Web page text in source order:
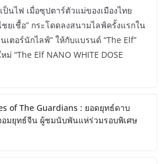
ป็นไฟ เมื่อซุปตาร์ตัวแม่ของเมืองไทย
ชยเชื้อ” กระโดดลงสนามไลฟ์ครั้งแรกใน
เตอร์นักไลฟ์” ให้กับแบรนด์ “The Elf”
“The Elf NANO WHITE DOSE
of The Guardians : ยอดยุทธ์ดาบ
อมยุทธ์จีน ผู้ชมนับพันแห่ร่วมรอบพิเศษ